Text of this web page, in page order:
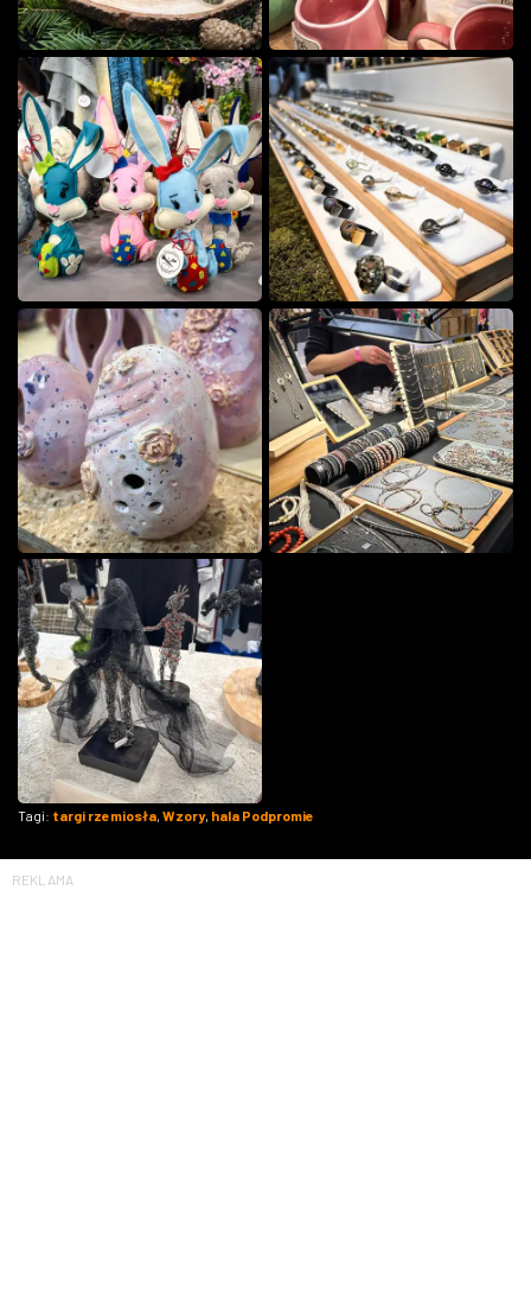
Tagi: targi rzemiosła, Wzory, hala Podpromie
REKLAMA